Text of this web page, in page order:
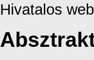
Hivatalos